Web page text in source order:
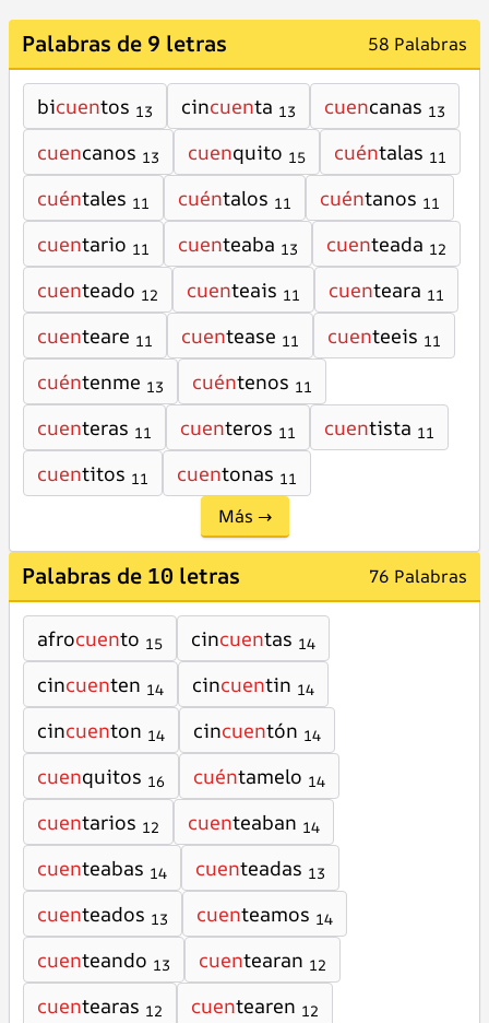
Palabras de 9 letras 58 Palabras
bicuentos 13 cincuenta 13 cuencanas 13
cuencanos 13 cuenquito 15 cuéntalas 11
cuéntales 11 cuéntalos 11 cuéntanos 11
cuentario 11 cuenteaba 13 cuenteada 12
cuenteado 12 cuenteais 11 cuenteara 11
cuenteare 11 cuentease 11 cuenteeis 11
cuéntenme 13 cuéntenos 11
cuenteras 11 cuenteros 11 cuentista 11
cuentitos 11 cuentonas 11
Más →
Palabras de 10 letras 76 Palabras
afrocuento 15 cincuentas 14
cincuenten 14 cincuentin 14
cincuenton 14 cincuentón 14
cuenquitos 16 cuéntamelo 14
cuentarios 12 cuenteaban 14
cuenteabas 14 cuenteadas 13
cuenteados 13 cuenteamos 14
cuenteando 13 cuentearan 12
cuentearas 12 cuentearen 12